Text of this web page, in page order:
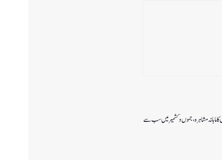
ماہانہ مشاہرہ، جموں و کشمیر میں سب سے